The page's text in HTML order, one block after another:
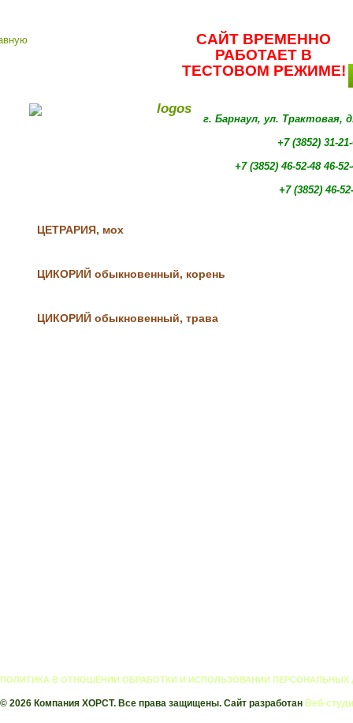
САЙТ ВРЕМЕННО
РАБОТАЕТ В
ТЕСТОВОМ РЕЖИМЕ!
ЦЕТРАРИЯ, мох
ЦИКОРИЙ обыкновенный, корень
ЦИКОРИЙ обыкновенный, трава
г. Барнаул, ул. Трактовая,
+7 (3852) 31-
+7 (3852) 46-52-48 46-
+7 (3852) 46-
ПОЛИТИКА В ОТНОШЕНИИ ОБРАБОТКИ И ИСПОЛЬЗОВАНИИ ПЕРСОНАЛЬНЫХ
© 2026 Компания ХОРСТ. Все права защищены. Сайт разработан Веб-